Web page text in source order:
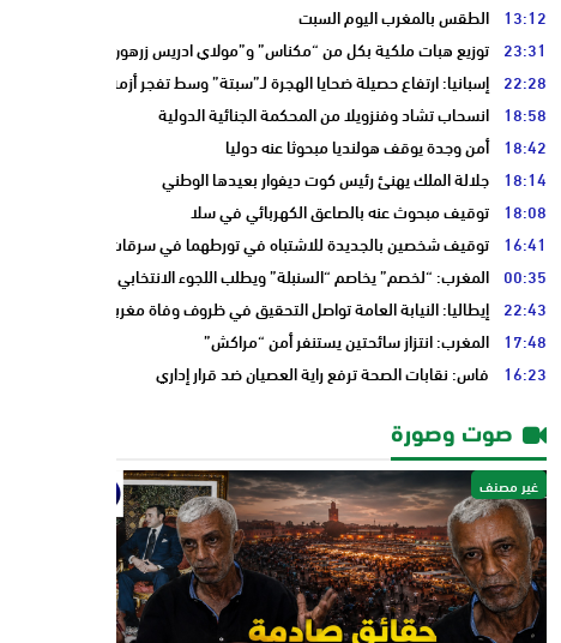
13:12 الطقس بالمغرب اليوم السبت
23:31 توزيع هبات ملكية بكل من “مكناس” و”مولاي ادريس زرهون”
22:28 إسبانيا: ارتفاع حصيلة ضحايا الهجرة لـ”سبتة” وسط تفجر أزمة سياسية أوروبي
18:58 انسحاب تشاد وفنزويلا من المحكمة الجنائية الدولية
18:42 أمن وجدة يوقف هولنديا مبحوثا عنه دوليا
18:14 جلالة الملك يهنئ رئيس كوت ديفوار بعيدها الوطني
18:08 توقيف مبحوث عنه بالصاعق الكهربائي في سلا
16:41 توقيف شخصين بالجديدة للاشتباه في تورطهما في سرقات من داخل
00:35 المغرب: “لخصم” يخاصم “السنبلة” ويطلب اللجوء الانتخابي من “النخلة”
22:43 إيطاليا: النيابة العامة تواصل التحقيق في ظروف وفاة مغربي
17:48 المغرب: انتزاز سائحتين يستنفر أمن “مراكش”
16:23 فاس: نقابات الصحة ترفع راية العصيان ضد قرار إداري
صوت وصورة
غير مصنف